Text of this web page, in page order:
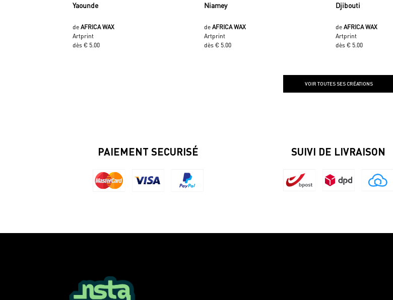
Yaounde
deAFRICA WAX
Artprint
dès € 5.00
Niamey
deAFRICA WAX
Artprint
dès € 5.00
Djibouti
deAFRICA WAX
Artprint
dès € 5.00
VOIR TOUTES SES CRÉATIONS
PAIEMENT SECURISÉ SUIVI DE LIVRAISON